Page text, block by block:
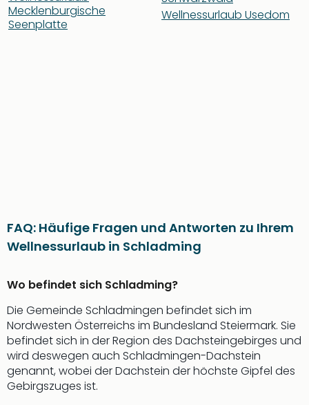
Mecklenburgische
Seenplatte
Wellnessurlaub Usedom
FAQ: Häufige Fragen und Antworten zu Ihrem
Wellnessurlaub in Schladming
Wo befindet sich Schladming?
Die Gemeinde Schladmingen befindet sich im
Nordwesten Österreichs im Bundesland Steiermark. Sie
befindet sich in der Region des Dachsteingebirges und
wird deswegen auch Schladmingen-Dachstein
genannt, wobei der Dachstein der höchste Gipfel des
Gebirgszuges ist.